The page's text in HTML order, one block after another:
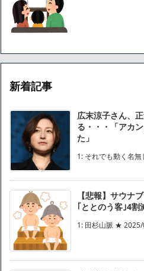
新着記事
広末涼子さん、
る・・・「アカ
た」
1: それでも動く名
【悲報】サウナ
｢ととのう客｣4割
1: 田杉山脈 ★